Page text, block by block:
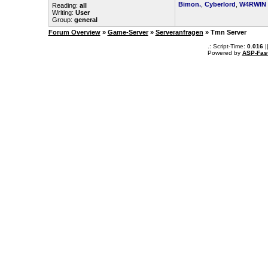
Reading: all
Writing: User
Group: general
Bimon., Cyberlord W4RWIN
Forum Overview » Game-Server » Serveranfragen » Tmn Server
.: Script-Time: 0.016||
Powered by ASP-